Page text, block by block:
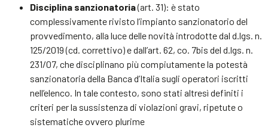
Disciplina sanzionatoria(art. 31): è stato
complessivamente rivisto l’impianto sanzionatorio del
provvedimento, alla luce delle novità introdotte dal d.lgs. n.
125/2019 (cd. correttivo) e dall’art. 62, co. 7bis del d.lgs. n.
231/07, che disciplinano più compiutamente la potestà
sanzionatoria della Banca d’Italia sugli operatori iscritti
nell’elenco. In tale contesto, sono stati altresì definiti i
criteri per la sussistenza di violazioni gravi, ripetute o
sistematiche ovvero plurime